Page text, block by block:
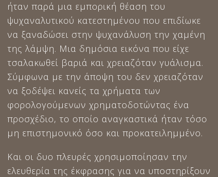
ήταν παρά μια εμπορική θέαση του
ψυχαναλυτικού κατεστημένου που επιδίωκε
να ξαναδώσει στην ψυχανάλυση την χαμένη
της λάμψη. Μια δημόσια εικόνα που είχε
τσαλακωθεί βαριά και χρειαζόταν γυάλισμα.
Σύμφωνα με την άποψη του δεν χρειαζόταν
να ξοδέψει κανείς τα χρήματα των
φορολογούμενων χρηματοδοτώντας ένα
προσχέδιο, το οποίο αναγκαστικά ήταν τόσο
μη επιστημονικό όσο και προκατειλημμένο.
Και οι δυο πλευρές χρησιμοποίησαν την
ελευθερία της έκφρασης για να υποστηρίξουν